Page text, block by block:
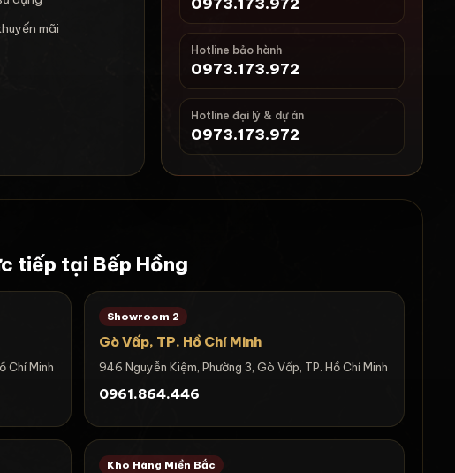
mãi
Hotline bảo hành
0973.173.972
Hotline đại lý & dự án
0973.173.972
tiếp tại Bếp Hồng
Chí Minh
Showroom 2
Gò Vấp, TP. Hồ Chí Minh
946 Nguyễn Kiệm, Phường 3, Gò Vấp, TP. Hồ Chí Minh
0961.864.446
Kho Hàng Miền Bắc